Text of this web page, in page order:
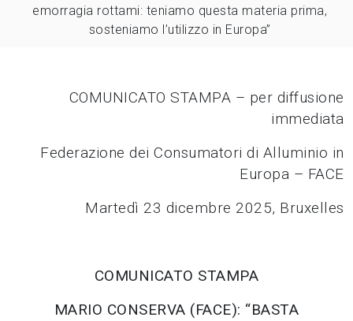
emorragia rottami: teniamo questa materia prima,
sosteniamo l’utilizzo in Europa”
COMUNICATO STAMPA – per diffusione
immediata
Federazione dei Consumatori di Alluminio in
Europa – FACE
Martedì 23 dicembre 2025, Bruxelles
COMUNICATO STAMPA
MARIO CONSERVA (FACE): “BASTA